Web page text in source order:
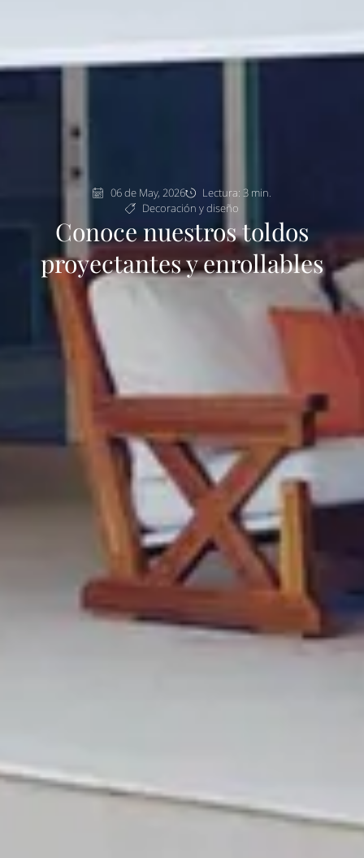
06 de May, 2026
Lectura: 3 min.
Decoración y diseño
Conoce nuestros toldos
proyectantes y enrollables